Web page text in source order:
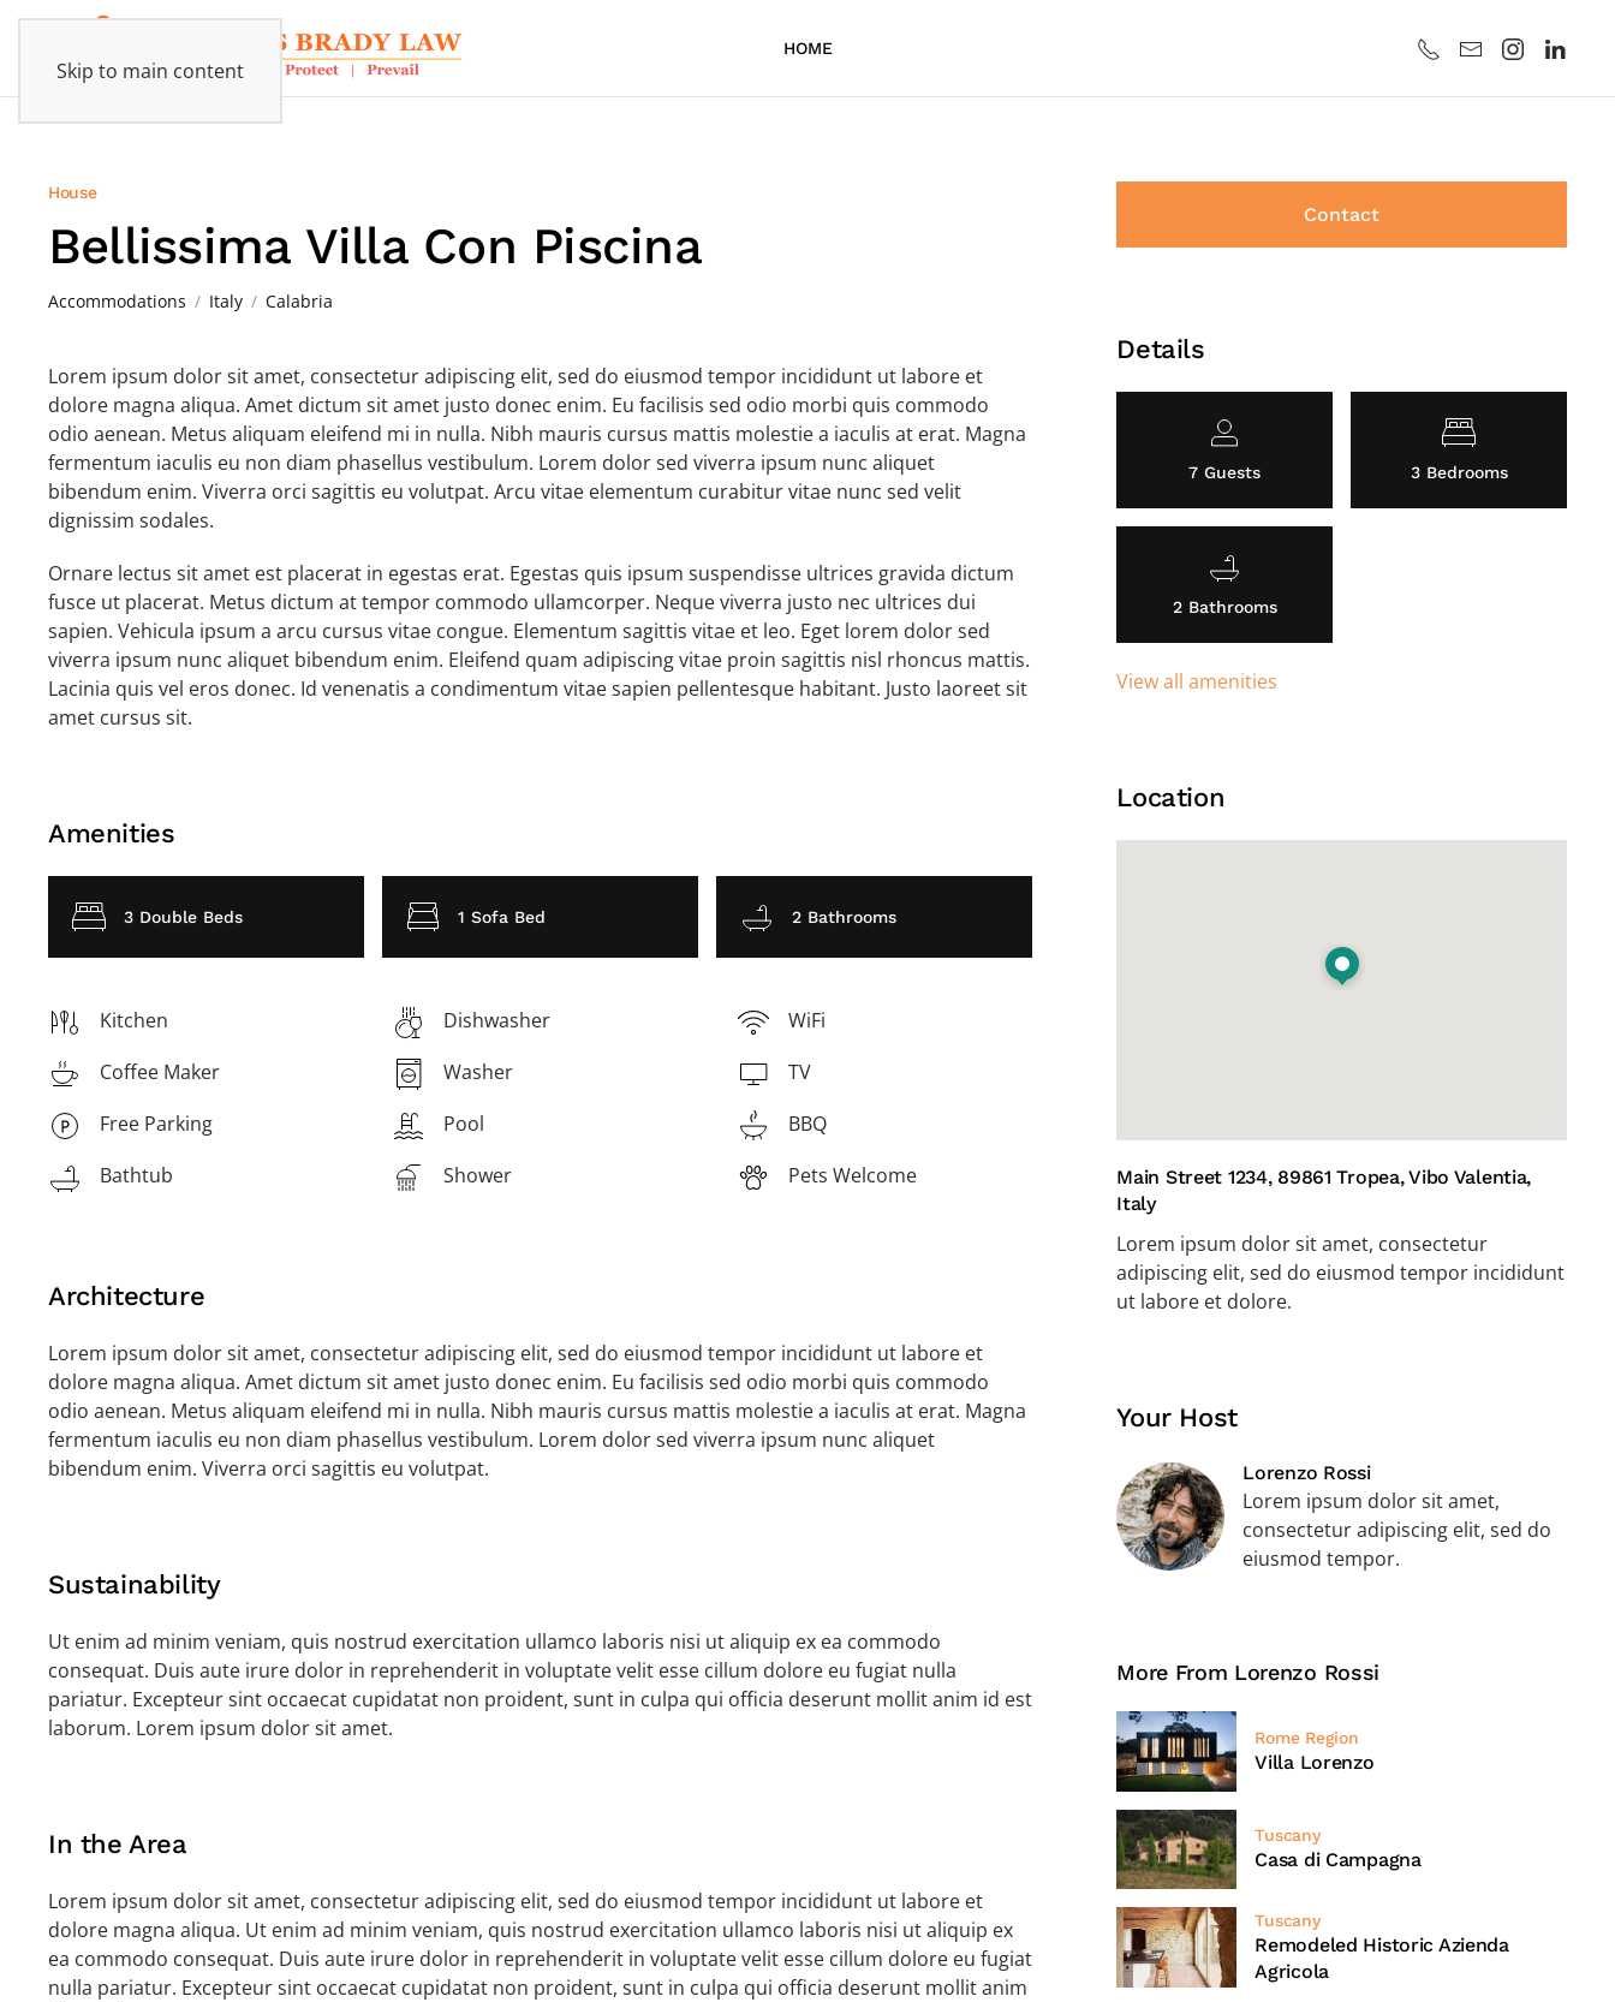
Skip to main content
HOME
House
Bellissima Villa Con Piscina
Accommodations Italy Calabria
Lorem ipsum dolor sit amet, consectetur adipiscing elit, sed do eiusmod tempor incididunt ut labore et
dolore magna aliqua. Amet dictum sit amet justo donec enim. Eu facilisis sed odio morbi quis commodo
odio aenean. Metus aliquam eleifend mi in nulla. Nibh mauris cursus mattis molestie a iaculis at erat. Magna
fermentum iaculis eu non diam phasellus vestibulum. Lorem dolor sed viverra ipsum nunc aliquet
bibendum enim. Viverra orci sagittis eu volutpat. Arcu vitae elementum curabitur vitae nunc sed velit
dignissim sodales.
Ornare lectus sit amet est placerat in egestas erat. Egestas quis ipsum suspendisse ultrices gravida dictum
fusce ut placerat. Metus dictum at tempor commodo ullamcorper. Neque viverra justo nec ultrices dui
sapien. Vehicula ipsum a arcu cursus vitae congue. Elementum sagittis vitae et leo. Eget lorem dolor sed
viverra ipsum nunc aliquet bibendum enim. Eleifend quam adipiscing vitae proin sagittis nisl rhoncus mattis.
Lacinia quis vel eros donec. Id venenatis a condimentum vitae sapien pellentesque habitant. Justo laoreet sit
amet cursus sit.
Amenities
3 Double Beds 1 Sofa Bed 2 Bathrooms
Kitchen Dishwasher
WiFi
Coffee Maker
Washer
TV
Free Parking
Pool
BBQ
Bathtub
Shower Pets Welcome
Architecture
Lorem ipsum dolor sit amet, consectetur adipiscing elit, sed do eiusmod tempor incididunt ut labore et
dolore magna aliqua. Amet dictum sit amet justo donec enim. Eu facilisis sed odio morbi quis commodo
odio aenean. Metus aliquam eleifend mi in nulla. Nibh mauris cursus mattis molestie a iaculis at erat. Magna
fermentum iaculis eu non diam phasellus vestibulum. Lorem dolor sed viverra ipsum nunc aliquet
bibendum enim. Viverra orci sagittis eu volutpat.
Sustainability
Ut enim ad minim veniam, quis nostrud exercitation ullamco laboris nisi ut aliquip ex ea commodo
consequat. Duis aute irure dolor in reprehenderit in voluptate velit esse cillum dolore eu fugiat nulla
pariatur. Excepteur sint occaecat cupidatat non proident, sunt in culpa qui officia deserunt mollit anim id est
laborum. Lorem ipsum dolor sit amet.
In the Area
Lorem ipsum dolor sit amet, consectetur adipiscing elit, sed do eiusmod tempor incididunt ut labore et
dolore magna aliqua. Ut enim ad minim veniam, quis nostrud exercitation ullamco laboris nisi ut aliquip ex
ea commodo consequat. Duis aute irure dolor in reprehenderit in voluptate velit esse cillum dolore eu fugiat
nulla pariatur. Excepteur sint occaecat cupidatat non proident, sunt in culpa qui officia deserunt mollit anim
Contact
Details
7 Guests 3 Bedrooms
2 Bathrooms
View all amenities
Location
Main Street 1234, 89861 Tropea, Vibo Valentia,
Italy
Lorem ipsum dolor sit amet, consectetur
adipiscing elit, sed do eiusmod tempor incididunt
ut labore et dolore.
Your Host
Lorenzo Rossi
Lorem ipsum dolor sit amet,
consectetur adipiscing elit, sed do
eiusmod tempor.
More From Lorenzo Rossi
Rome Region
Villa Lorenzo
Tuscany
Casa di Campagna
Tuscany
Remodeled Historic Azienda
Agricola